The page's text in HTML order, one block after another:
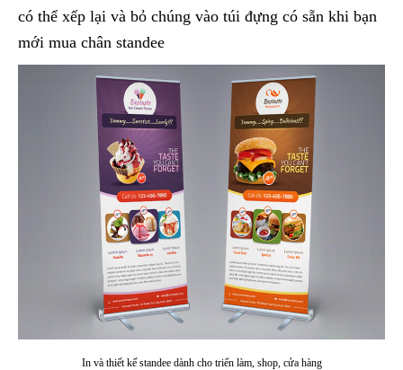
có thể xếp lại và bỏ chúng vào túi đựng có sẵn khi bạn
mới mua chân standee
In và thiết kế standee dành cho triển làm, shop, cửa hàng